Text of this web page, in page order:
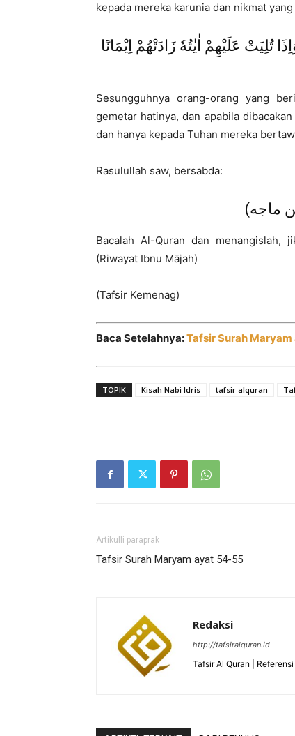
kepada mereka karunia dan nikmat
تُلِيَتْ عَلَيْهِمْ اٰيٰتُهٗ زَادَتْهُمْ اِيْمَانًا
Sesungguhnya orang-orang yang
gemetar hatinya, dan apabila
dan hanya kepada Tuhan mereka
Rasulullah saw, bersabda:
ماجه)
Bacalah Al-Quran dan menangislah,
(Riwayat Ibnu Mājah)
(Tafsir Kemenag)
Baca Setelahnya:Tafsir Surah
TOPIK Kisah Nabi Idris tafsir alquran
Artikulli paraprak
Tafsir Surah Maryam ayat 54-55
Redaksi
http://tafsiralquran.id
Tafsir Al Quran |